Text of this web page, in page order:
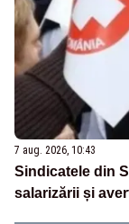
7 aug. 2026, 10:43
Sindicatele din
salarizării și